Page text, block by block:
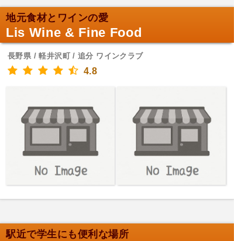
地元食材とワインの愛
Lis Wine & Fine Food
長野県 / 軽井沢町 / 追分 ワインクラブ
4.8
駅近で学生にも便利な場所